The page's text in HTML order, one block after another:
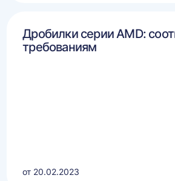
Дробилки серии AMD:
требованиям
от 20.02.2023